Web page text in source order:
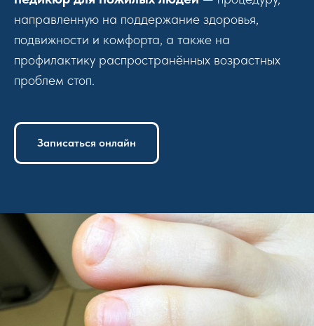
направленную на поддержание здоровья,
подвижности и комфорта, а также на
профилактику распространённых возрастных
проблем стоп.
Записаться онлайн